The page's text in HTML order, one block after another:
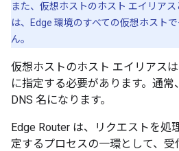
また、仮想ホストのホスト エイリア
は、Edge 環境のすべての仮想ホスト
ん。
仮想ホストのホスト エイリアス
に指定する必要があります。通
DNS 名になります。
Edge Router は、リクエストを処
定するプロセスの一環として、受